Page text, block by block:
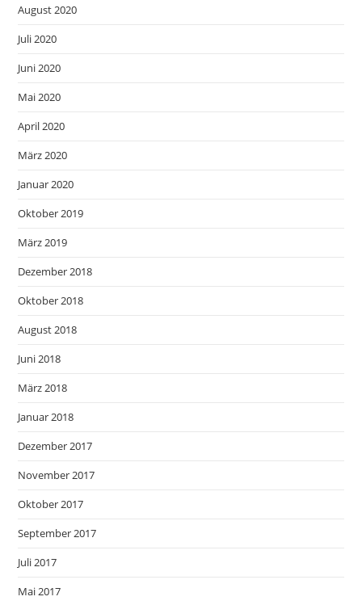
August 2020
Juli 2020
Juni 2020
Mai 2020
April 2020
März 2020
Januar 2020
Oktober 2019
März 2019
Dezember 2018
Oktober 2018
August 2018
Juni 2018
März 2018
Januar 2018
Dezember 2017
November 2017
Oktober 2017
September 2017
Juli 2017
Mai 2017